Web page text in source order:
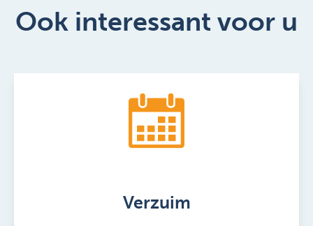
Ook interessant voor u
Verzuim